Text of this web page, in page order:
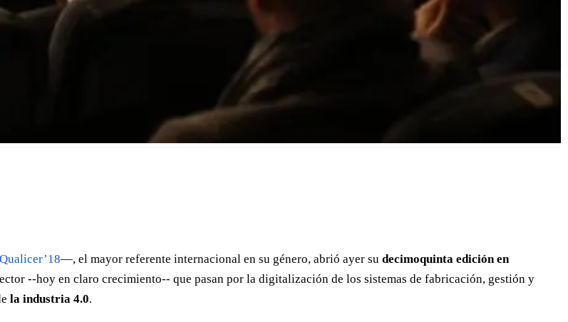
—, el mayor referente internacional en su género, abrió ayer su decimoquinta edición en
--hoy en claro crecimiento-- que pasan por la digitalización de los sistemas de fabricación, gestión y
la industria 4.0.